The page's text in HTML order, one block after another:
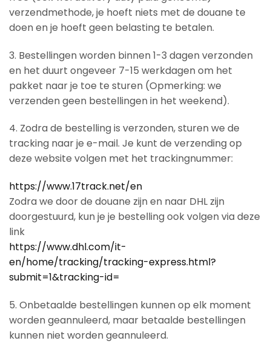
verzendmethode, je hoeft niets met de douane te
doen en je hoeft geen belasting te betalen.
3. Bestellingen worden binnen 1-3 dagen verzonden
en het duurt ongeveer 7-15 werkdagen om het
pakket naar je toe te sturen (Opmerking: we
verzenden geen bestellingen in het weekend).
4. Zodra de bestelling is verzonden, sturen we de
tracking naar je e-mail. Je kunt de verzending op
deze website volgen met het trackingnummer:
https://www.17track.net/en
Zodra we door de douane zijn en naar DHL zijn
doorgestuurd, kun je je bestelling ook volgen via deze
link
https://www.dhl.com/it-
en/home/tracking/tracking-express.html?
submit=1&tracking-id=
5. Onbetaalde bestellingen kunnen op elk moment
worden geannuleerd, maar betaalde bestellingen
kunnen niet worden geannuleerd.